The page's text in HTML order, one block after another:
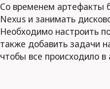
Со временем артефакты
Nexus и занимать
Необходимо настроить
также добавить задачи
чтобы все происходило